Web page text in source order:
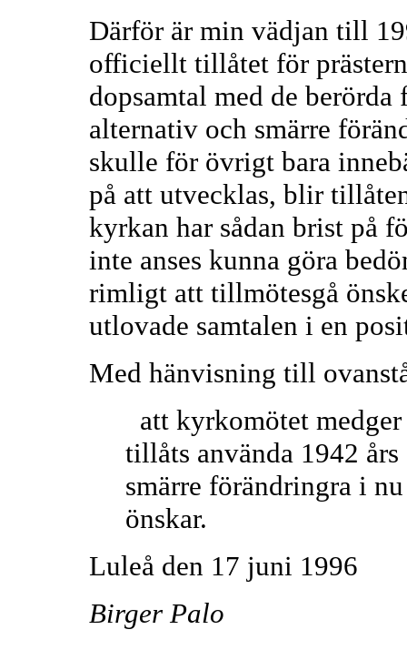
Därför är min vädjan till
officiellt tillåtet för
dopsamtal med de
alternativ och smärre
skulle för övrigt bara
på att utvecklas, blir
kyrkan har sådan brist på
inte anses kunna göra
rimligt att tillmötesgå
utlovade samtalen i en
Med hänvisning till
att kyrkomötet
tillåts använda 1942
smärre förändringra i
önskar.
Luleå den 17 juni 1996
Birger Palo